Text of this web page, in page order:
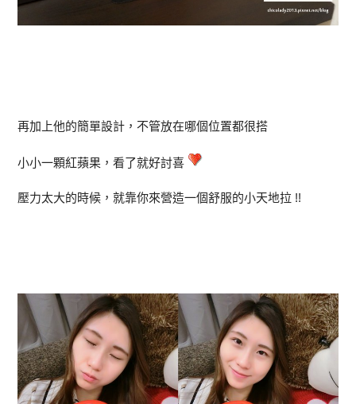
再加上他的簡單設計，不管放在哪個位置都很搭
小小一顆紅蘋果，看了就好討喜
壓力太大的時候，就靠你來營造一個舒服的小天地拉 !!